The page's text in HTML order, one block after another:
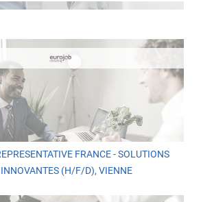
FRANCE - SOLUTIONS
(H/F/D), VIENNE